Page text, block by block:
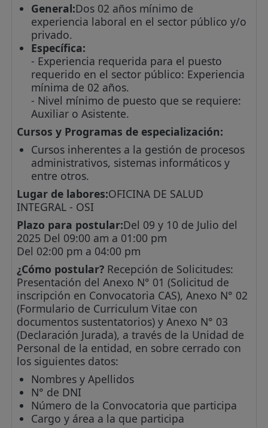
General:Dos 02 años mínimo de
experiencia laboral en el sector público y/o
privado.
Específica:
- Experiencia requerida para el puesto
requerido en el sector público: Experiencia
mínima de 02 años.
- Nivel mínimo de puesto que se requiere:
Auxiliar o Asistente.
Cursos y Programas de especialización:
Cursos inherentes a la gestión de procesos
administrativos, sistemas informáticos y
entre otros.
Lugar de labores:OFICINA DE SALUD
INTEGRAL - OSI
Plazo para postular:Del 09 y 10 de Julio del
2025 Del 09:00 am a 01:00 pm
Del 02:00 pm a 04:00 pm
¿Cómo postular? Recepción de Solicitudes:
Presentación del Anexo N° 01 (Solicitud de
inscripción en Convocatoria CAS), Anexo N° 02
(Formulario de Curriculum Vitae con
documentos sustentatorios) y Anexo N° 03
(Declaración Jurada), a través de la Unidad de
Personal de la entidad, en sobre cerrado con
los siguientes datos:
Nombres y Apellidos
N° de DNI
Número de la Convocatoria que participa
Cargo y área a la que participa